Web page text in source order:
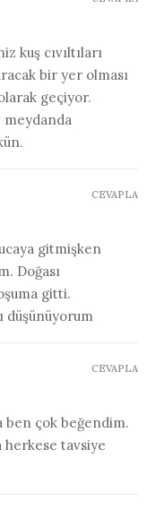
kuş cıvıltıları
bir yer olması
geçiyor.
meydanda
gitmişken
Doğası
gitti.
düşünüyorum
CEVAPLA
ben çok beğendim.
tavsiye
CEVAPLA